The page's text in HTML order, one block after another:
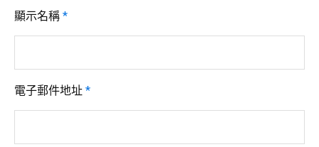
顯示名稱 *
電子郵件地址 *